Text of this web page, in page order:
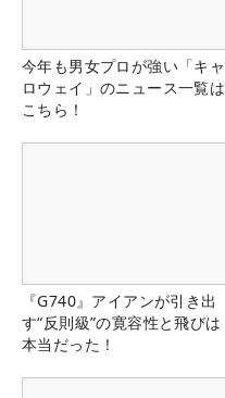
今年も男女プロが強い「キャ
ロウェイ」のニュース一覧は
こちら！
『G740』アイアンが引き出
す“反則級”の寛容性と飛びは
本当だった！